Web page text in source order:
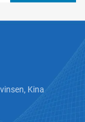
Kina